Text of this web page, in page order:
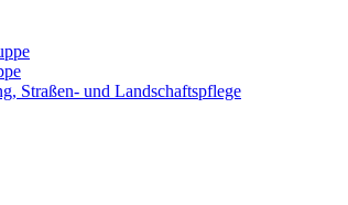
Straßen- und Landschaftspflege